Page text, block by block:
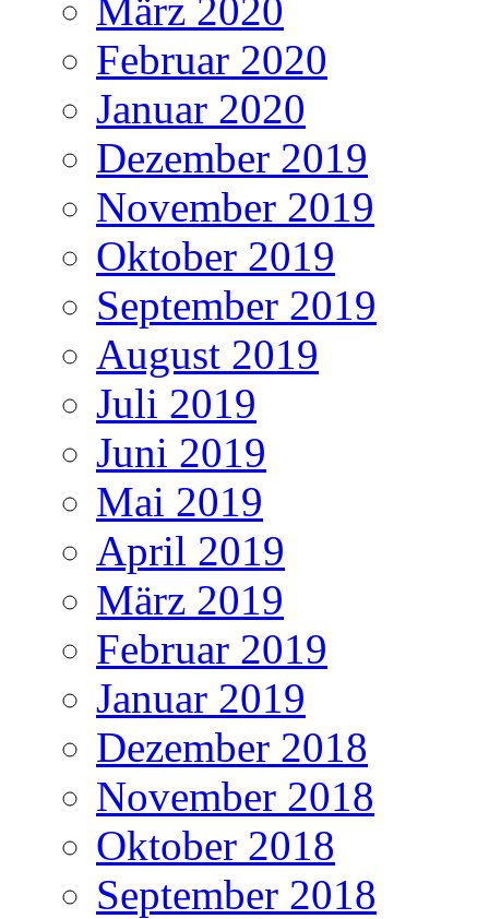
März 2020
Februar 2020
Januar 2020
Dezember 2019
November 2019
Oktober 2019
September 2019
August 2019
Juli 2019
Juni 2019
Mai 2019
April 2019
März 2019
Februar 2019
Januar 2019
Dezember 2018
November 2018
Oktober 2018
September 2018